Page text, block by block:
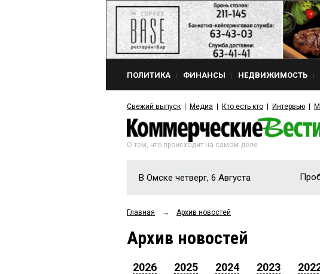
ПОЛИТИКА ФИНАНСЫ НЕДВИЖИМОСТЬ
Свежий выпуск Медиа Кто есть кто Интервью
О том, что происходит на самом деле
В Омске четверг, 6 Августа
Главная → Архив новостей
Архив новостей
2026 2025 2024 2023